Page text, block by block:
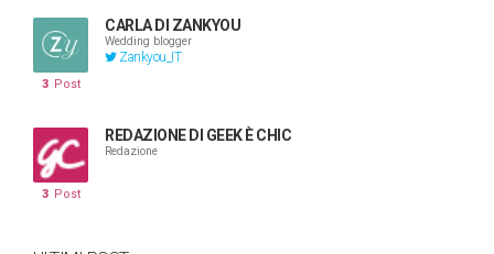
CARLA DI ZANKYOU
Wedding blogger
Zankyou_IT
3 Post
REDAZIONE DI GEEK È CHIC
Redazione
3 Post